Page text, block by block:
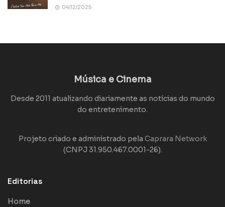
04/12/2025
Música e Cinema
Desde 2011 atualizando diariamente as notícias do mundo
do entretenimento.
Projeto criado e administrado pela Caprara Network
(CNPJ 31.950.467.0001-26).
Editorias
Home